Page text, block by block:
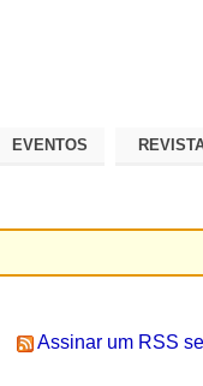
EVENTOS
Assinar um RSS